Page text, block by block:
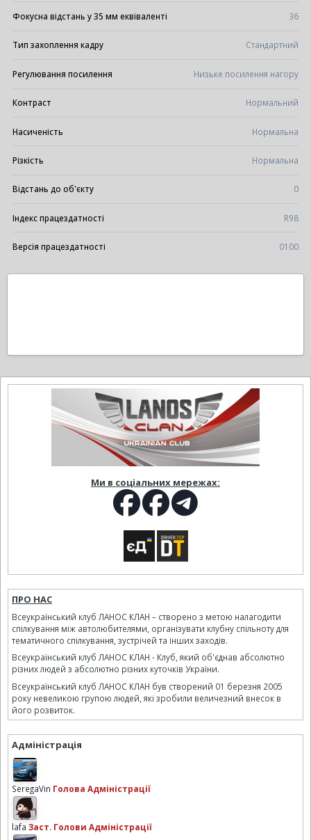
Фокусна відстань у 35 мм еквіваленті 36
Тип захоплення кадру Стандартний
Регулювання посилення Низьке посилення нагору
Контраст Нормальний
Насиченість Нормальна
Різкість Нормальна
Відстань до об'єкту 0
Індекс працездатності R98
Версія працездатності 0100
Ми в соціальних мережах:
ПРО НАС
Всеукраїнський клуб ЛАНОС КЛАН – створено з метою налагодити
спілкування між автолюбителями, організувати клубну спільноту для
тематичного спілкування, зустрічей та інших заходів.
Всеукраїнський клуб ЛАНОС КЛАН - Клуб, який об'єднав абсолютно
різних людей з абсолютно різних куточків України.
Всеукраїнський клуб ЛАНОС КЛАН був створений 01 березня 2005
року невеликою групою людей, які зробили величезний внесок в
його розвиток.
Адміністрація
SeregaVin Голова Адміністрації
lafa Заст. Голови Адміністрації